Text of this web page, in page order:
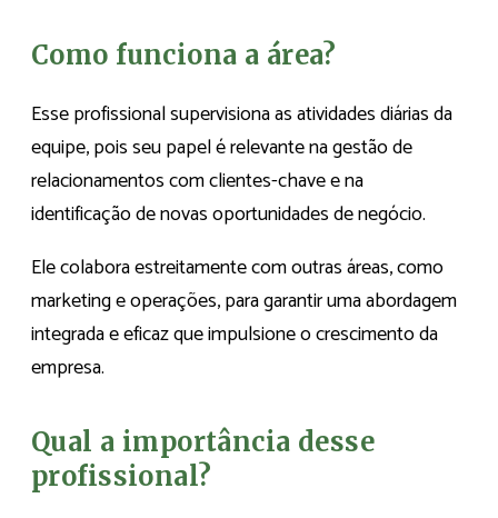
Como funciona a área?
Esse profissional supervisiona as atividades diárias da
equipe, pois seu papel é relevante na gestão de
relacionamentos com clientes-chave e na
identificação de novas oportunidades de negócio.
Ele colabora estreitamente com outras áreas, como
marketing e operações, para garantir uma abordagem
integrada e eficaz que impulsione o crescimento da
empresa.
Qual a importância desse
profissional?